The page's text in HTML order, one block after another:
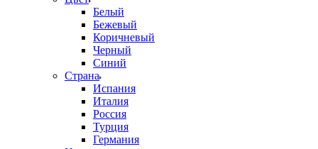
Белый
Бежевый
Коричневый
Черный
Синий
Страна
Испания
Италия
Россия
Турция
Германия